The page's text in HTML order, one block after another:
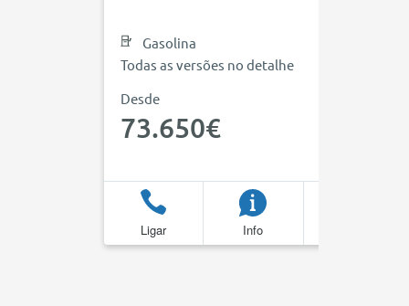
Gasolina
Todas as versões no detalhe
Desde
73.650€
Ligar Info